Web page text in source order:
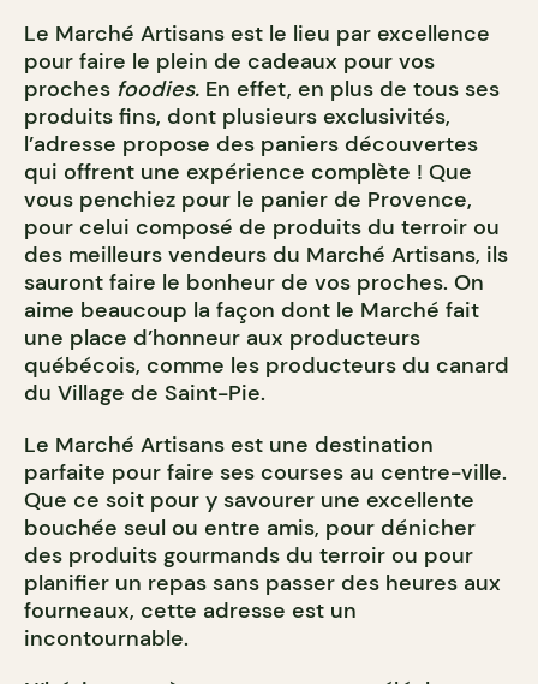
Le Marché Artisans est le lieu par excellence
pour faire le plein de cadeaux pour vos
proches foodies. En effet, en plus de tous ses
produits fins, dont plusieurs exclusivités,
l’adresse propose des paniers découvertes
qui offrent une expérience complète ! Que
vous penchiez pour le panier de Provence,
pour celui composé de produits du terroir ou
des meilleurs vendeurs du Marché Artisans, ils
sauront faire le bonheur de vos proches. On
aime beaucoup la façon dont le Marché fait
une place d’honneur aux producteurs
québécois, comme les producteurs du canard
du Village de Saint-Pie.
Le Marché Artisans est une destination
parfaite pour faire ses courses au centre-ville.
Que ce soit pour y savourer une excellente
bouchée seul ou entre amis, pour dénicher
des produits gourmands du terroir ou pour
planifier un repas sans passer des heures aux
fourneaux, cette adresse est un
incontournable.